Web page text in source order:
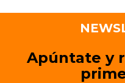
Apúntate y